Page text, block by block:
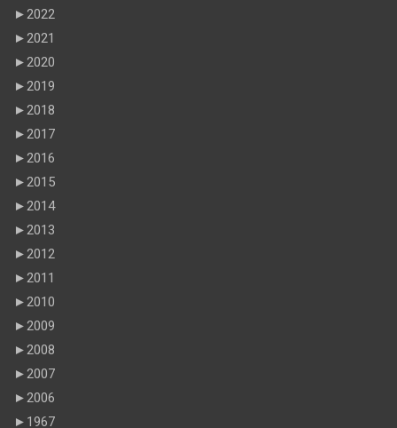
►2022
►2021
►2020
►2019
►2018
►2017
►2016
►2015
►2014
►2013
►2012
►2011
►2010
►2009
►2008
►2007
►2006
► 1967